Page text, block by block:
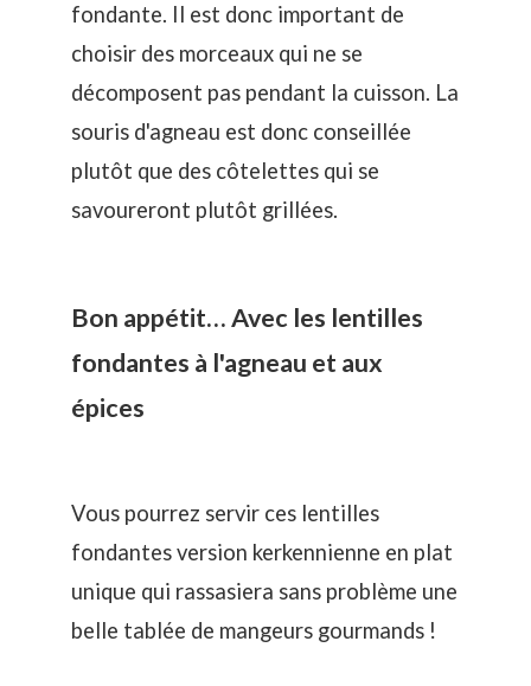
fondante. Il est donc important de
choisir des morceaux qui ne se
décomposent pas pendant la cuisson. La
souris d'agneau est donc conseillée
plutôt que des côtelettes qui se
savoureront plutôt grillées.
Bon appétit… Avec les lentilles
fondantes à l'agneau et aux
épices
Vous pourrez servir ces lentilles
fondantes version kerkennienne en plat
unique qui rassasiera sans problème une
belle tablée de mangeurs gourmands !